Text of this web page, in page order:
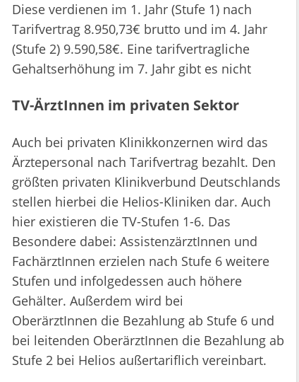
Diese verdienen im 1. Jahr (Stufe 1) nach
Tarifvertrag 8.950,73€ brutto und im 4. Jahr
(Stufe 2) 9.590,58€. Eine tarifvertragliche
Gehaltserhöhung im 7. Jahr gibt es nicht
TV-ÄrztInnen im privaten Sektor
Auch bei privaten Klinikkonzernen wird das
Ärztepersonal nach Tarifvertrag bezahlt. Den
größten privaten Klinikverbund Deutschlands
stellen hierbei die Helios-Kliniken dar. Auch
hier existieren die TV-Stufen 1-6. Das
Besondere dabei: AssistenzärztInnen und
FachärztInnen erzielen nach Stufe 6 weitere
Stufen und infolgedessen auch höhere
Gehälter. Außerdem wird bei
OberärztInnen die Bezahlung ab Stufe 6 und
bei leitenden OberärztInnen die Bezahlung ab
Stufe 2 bei Helios außertariflich vereinbart.